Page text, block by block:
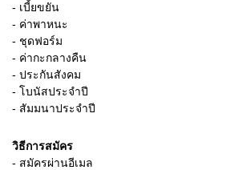
- เบี้ยขยัน
- ค่าพาหนะ
- ชุดฟอร์ม
- ค่ากะกลางคืน
- ประกันสังคม
- โบนัสประจำปี
- สัมมนาประจำปี
วิธีการสมัคร
- สมัครผ่านอีเมล